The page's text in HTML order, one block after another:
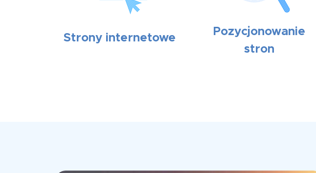
Strony internetowe
Pozycjonowanie
stron